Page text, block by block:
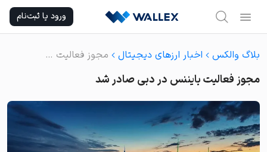
content
ورود یا ثبت‌نام
بلاگ والکس اخبار ارزهای دیجیتال مجوز فعالیت بایننس در دبی صادر شد
مجوز فعالیت بایننس در دبی صادر شد